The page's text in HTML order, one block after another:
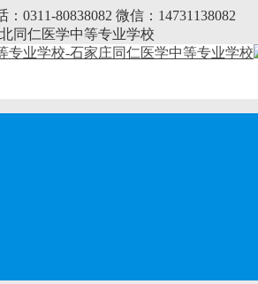
0311-80838082 微信：14731138082
同仁医学中等专业学校